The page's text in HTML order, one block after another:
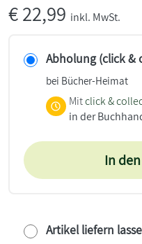
€22,99 inkl. MwSt.
Abholung (click &
bei Bücher-Heimat
Mitclick &
in der
In
Artikel liefern